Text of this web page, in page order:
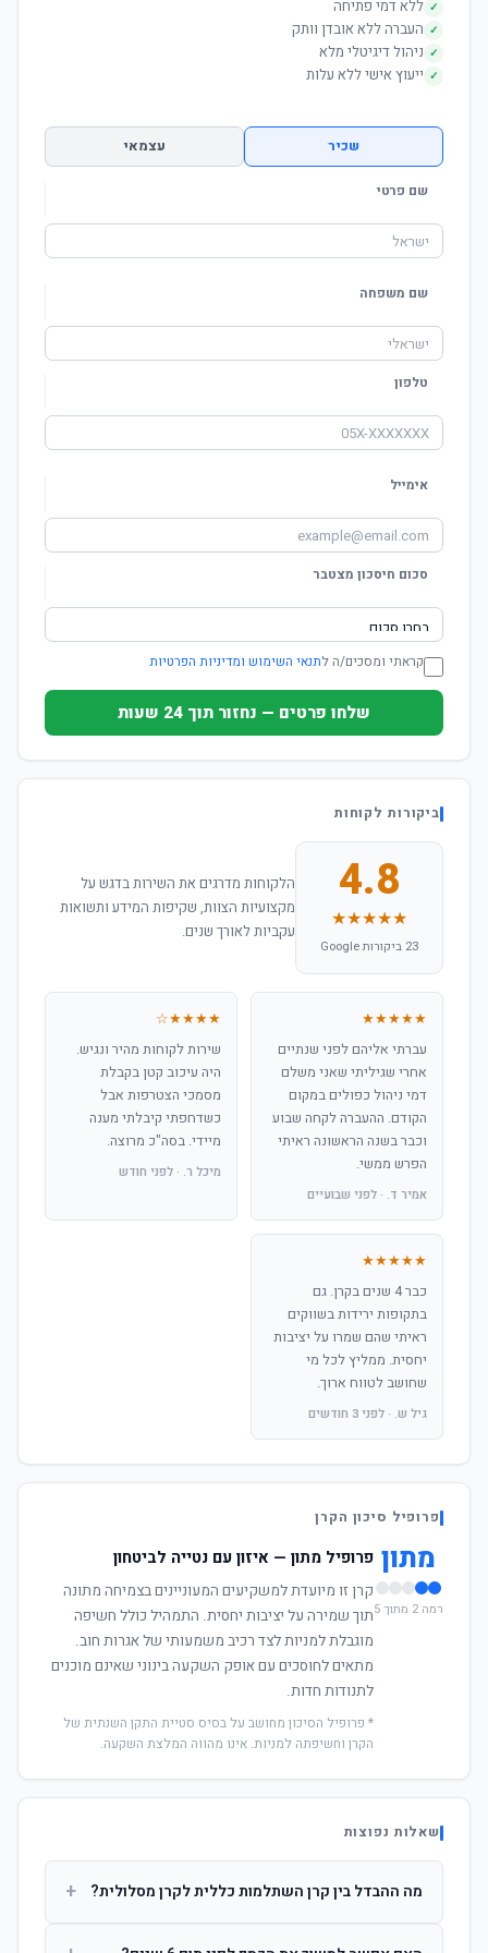
✓ ללא דמי פתיחה
✓ העברה ללא אובדן וותק
✓ ניהול דיגיטלי מלא
✓ ייעוץ אישי ללא עלות
שכיר עצמאי
שם פרטי
שם משפחה
טלפון
אימייל
סכום חיסכון מצטבר
קראתי ומסכים/ה לתנאי השימוש ומדיניות הפרטיות
שלחו פרטים — נחזור תוך 24 שעות
ביקורות לקוחות
4.8
★★★★★
23 ביקורות Google
הלקוחות מדרגים את השירות בדגש על
מקצועיות הצוות, שקיפות המידע ותשואות
עקביות לאורך שנים.
★★★★★
עברתי אליהם לפני שנתיים
אחרי שגיליתי שאני משלם
דמי ניהול כפולים במקום
הקודם. ההעברה לקחה שבוע
וכבר בשנה הראשונה ראיתי
הפרש ממשי.
אמיר ד. · לפני שבועיים
★★★★☆
שירות לקוחות מהיר ונגיש.
היה עיכוב קטן בקבלת
מסמכי הצטרפות אבל
כשדחפתי קיבלתי מענה
מיידי. בסה"כ מרוצה.
מיכל ר. · לפני חודש
★★★★★
כבר 4 שנים בקרן. גם
בתקופות ירידות בשווקים
ראיתי שהם שמרו על יציבות
יחסית. ממליץ לכל מי
שחושב לטווח ארוך.
גיל ש. · לפני 3 חודשים
פרופיל סיכון הקרן
מתון
רמה 2 מתוך 5
פרופיל מתון — איזון עם נטייה לביטחון
קרן זו מיועדת למשקיעים המעוניינים בצמיחה מתונה
תוך שמירה על יציבות יחסית. התמהיל כולל חשיפה
מוגבלת למניות לצד רכיב משמעותי של אגרות חוב.
מתאים לחוסכים עם אופק השקעה בינוני שאינם מוכנים
לתנודות חדות.
* פרופיל הסיכון מחושב על בסיס סטיית התקן השנתית של
הקרן וחשיפתה למניות. אינו מהווה המלצת השקעה.
שאלות נפוצות
מה ההבדל בין קרן השתלמות כללית לקרן מסלולית? +